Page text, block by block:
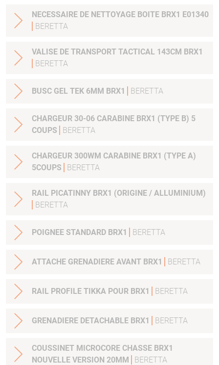
NECESSAIRE DE NETTOYAGE BOITE BRX1 E01340
BERETTA
VALISE DE TRANSPORT TACTICAL 143CM BRX1
BERETTA
BUSC GEL TEK 6MM BRX1 BERETTA
CHARGEUR 30-06 CARABINE BRX1 (TYPE B) 5
COUPS
BERETTA
CHARGEUR 300WM CARABINE BRX1 (TYPE A)
5COUPS
BERETTA
RAIL PICATINNY BRX1 (ORIGINE / ALLUMINIUM)
BERETTA
POIGNEE STANDARD BRX1 BERETTA
ATTACHE GRENADIERE AVANT BRX1 BERETTA
RAIL PROFILE TIKKA POUR BRX1 BERETTA
GRENADIERE DETACHABLE BRX1 BERETTA
COUSSINET MICROCORE CHASSE BRX1
NOUVELLE VERSION 20MM
BERETTA